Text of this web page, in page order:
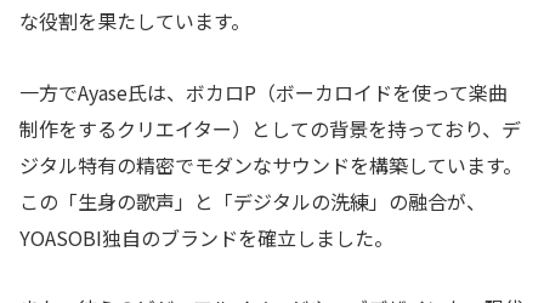
な役割を果たしています。
一方でAyase氏は、ボカロP（ボーカロイドを使って楽曲
制作をするクリエイター）としての背景を持っており、デ
ジタル特有の精密でモダンなサウンドを構築しています。
この「生身の歌声」と「デジタルの洗練」の融合が、
YOASOBI独自のブランドを確立しました。